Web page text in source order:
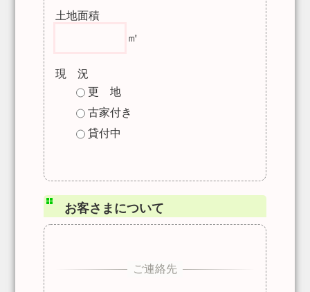
土地面積
現 況
更 地
古家付き
貸付中
お客さまについて